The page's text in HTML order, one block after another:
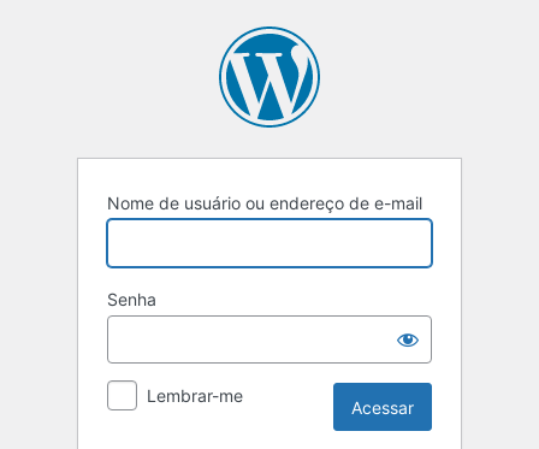
Nome de usuário ou endereço de e-mail
Senha
Lembrar-me